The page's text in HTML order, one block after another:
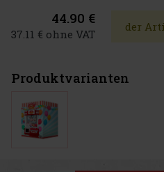
44.90 €
37.11 € ohne VAT
der
Produktvarianten